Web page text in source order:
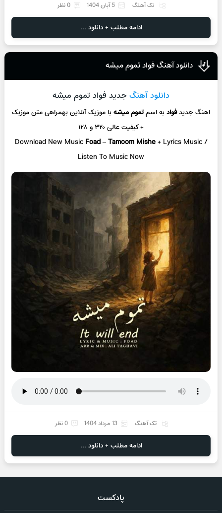
تک آهنگ 5 آبان 1404 0 نظر
ادامه مطلب + دانلود ...
دانلود آهنگ فواد تموم میشه
دانلود آهنگ جدید فواد تموم میشه
اهنگ جدیدفوادبه اسمتموم میشهبا موزیک آنلاینبهمراهی متن موزیک
+ کیفیت عالی ۳۲۰ و ۱۲۸
Download New Music Foad–Tamoom Mishe+ Lyrics Music /
Listen To Music Now
تک آهنگ 13 مرداد 1404 0 نظر
ادامه مطلب + دانلود ...
پادکست